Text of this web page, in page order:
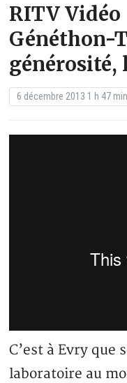
RITV Vidéo
Généthon-
générosité,
6 décembre 2013 1 h 47 min
C’est à Evry que
laboratoire au